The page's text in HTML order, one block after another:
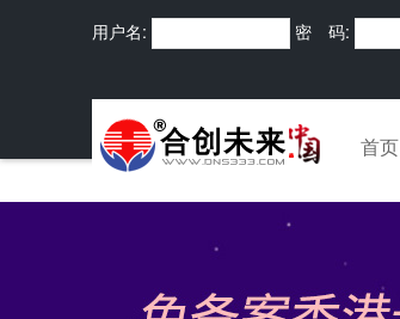
用户名: 密 码:
首页